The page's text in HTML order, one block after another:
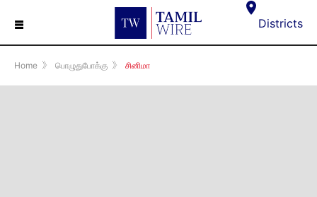
☰ Districts
Home 》 பொழுதுபோக்கு 》 சினிமா